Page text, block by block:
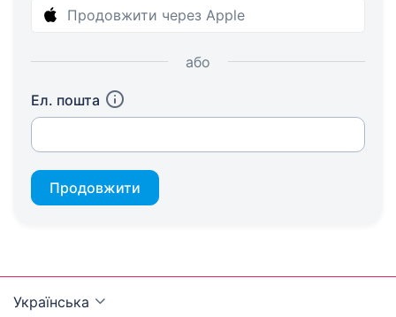
Продовжити через Apple
або
Ел. пошта
Продовжити
Українська